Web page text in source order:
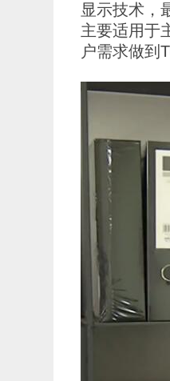
显示技术，
主要适用于
户需求做到